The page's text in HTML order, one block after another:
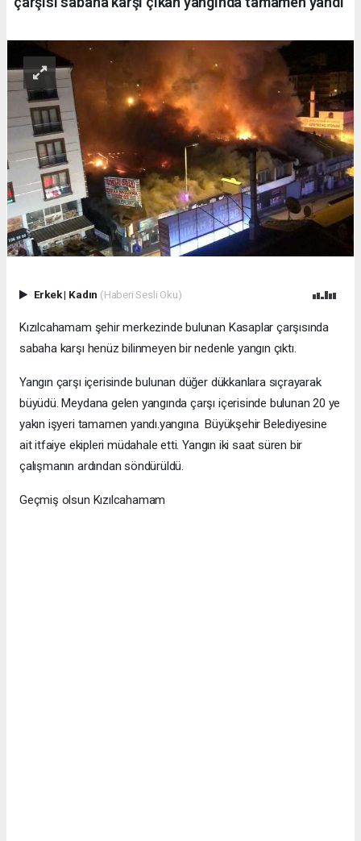
Erkek| Kadın (Haberi Sesli Oku)
Kızılcahamam şehir merkezinde bulunan Kasaplar çarşısında
sabaha karşı henüz bilinmeyen bir nedenle yangın çıktı.
Yangın çarşı içerisinde bulunan düğer dükkanlara sıçrayarak
büyüdü. Meydana gelen yangında çarşı içerisinde bulunan 20 ye
yakın işyeri tamamen yandı.yangına Büyükşehir Belediyesine
ait itfaiye ekipleri müdahale etti. Yangın iki saat süren bir
çalışmanın ardından söndürüldü.
Geçmiş olsun Kızılcahamam